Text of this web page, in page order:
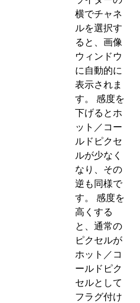
横でチャネ
ルを選択す
ると、画像
ウィンドウ
に自動的に
表示されま
す。 感度を
下げるとホ
ット／コー
ルドピクセ
ルが少なく
なり、その
逆も同様で
す。 感度を
高くする
と、通常の
ピクセルが
ホット／コ
ールドピク
セルとして
フラグ付け